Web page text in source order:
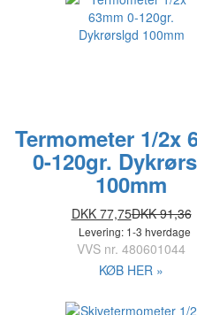
Termometer 1/2x
0-120gr.
100mm
DKK 77,75DKK 91,36
Levering: 1-3 hverdage
VVS nr. 480601044
KØB HER »